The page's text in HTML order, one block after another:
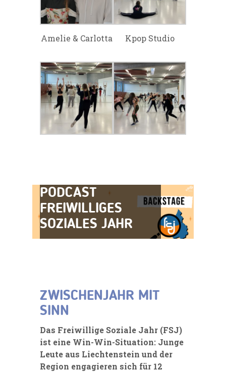
Amelie & Carlotta Kpop Studio
PODCAST
FREIWILLIGES
SOZIALES JAHR
ZWISCHENJAHR MIT
SINN
Das Freiwillige Soziale Jahr (FSJ)
ist eine Win-Win-Situation: Junge
Leute aus Liechtenstein und der
Region engagieren sich für 12